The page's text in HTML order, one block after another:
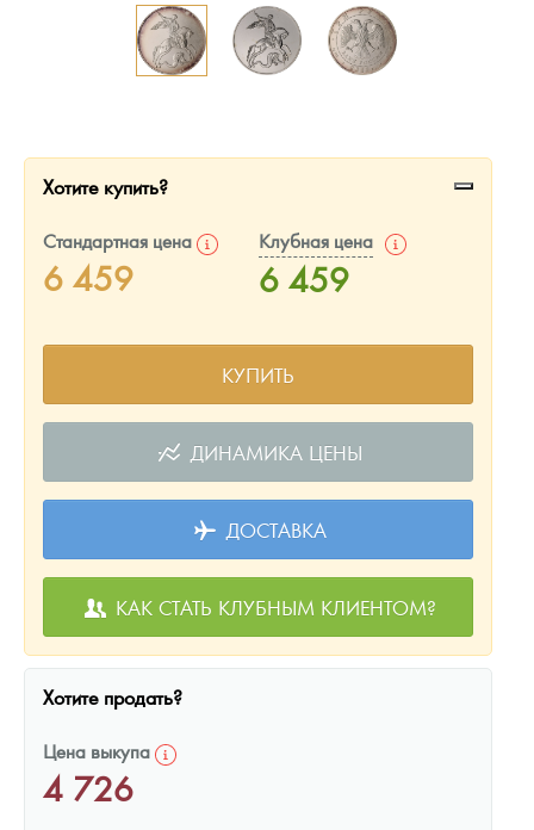
Русская нумизматика
Золотая карманная галерея
Хотите купить?
Стандартная цена
6 459
Клубная цена
6 459
КУПИТЬ
ДИНАМИКА ЦЕНЫ
ДОСТАВКА
КАК СТАТЬ КЛУБНЫМ КЛИЕНТОМ?
Хотите продать?
Цена выкупа
4 726